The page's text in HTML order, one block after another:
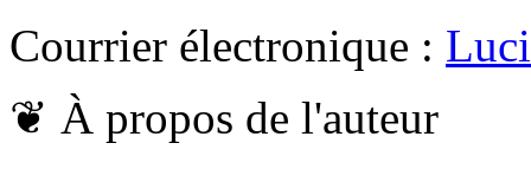
Courrier électronique :
❦ À propos de l'auteur